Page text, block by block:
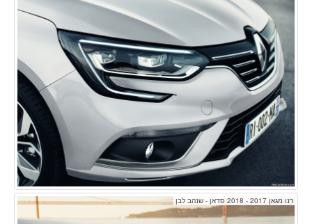
רנו מגאן 2017 - 2018 סדאן - שנהב לבן